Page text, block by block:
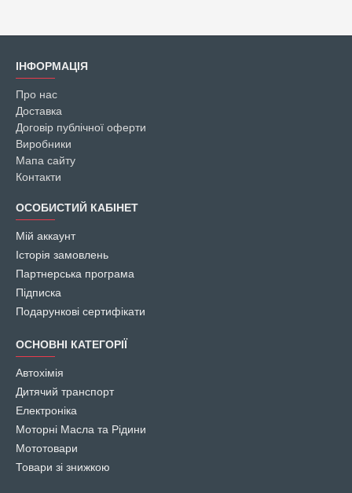
ІНФОРМАЦІЯ
Про нас
Доставка
Договір публічної оферти
Виробники
Мапа сайту
Контакти
ОСОБИСТИЙ КАБІНЕТ
Мій аккаунт
Історія замовлень
Партнерська програма
Підписка
Подарункові сертифікати
ОСНОВНІ КАТЕГОРІЇ
Автохімія
Дитячий транспорт
Електроніка
Моторні Масла та Рідини
Мототовари
Товари зі знижкою